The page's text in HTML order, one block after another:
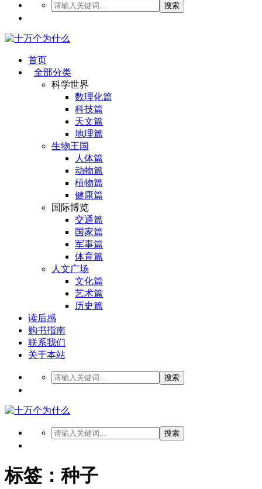
搜索
首页
全部分类
科学世界
数理化篇
科技篇
天文篇
地理篇
生物王国
人体篇
动物篇
植物篇
健康篇
国际博览
交通篇
国家篇
军事篇
体育篇
人文广场
文化篇
艺术篇
历史篇
读后感
购书指南
联系我们
关于本站
搜索
搜索
标签：种子